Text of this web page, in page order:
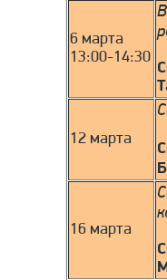
6 марта
13:00-14:30
12 марта
16 марта